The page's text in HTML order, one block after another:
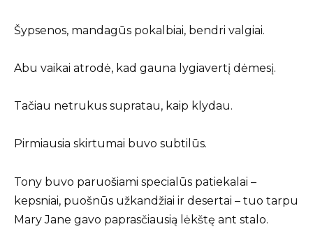
Šypsenos, mandagūs pokalbiai, bendri valgiai.
Abu vaikai atrodė, kad gauna lygiavertį dėmesį.
Tačiau netrukus supratau, kaip klydau.
Pirmiausia skirtumai buvo subtilūs.
Tony buvo paruošiami specialūs patiekalai –
kepsniai, puošnūs užkandžiai ir desertai – tuo tarpu
Mary Jane gavo paprasčiausią lėkštę ant stalo.